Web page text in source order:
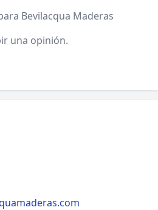
Bevilacqua Maderas
una opinión.